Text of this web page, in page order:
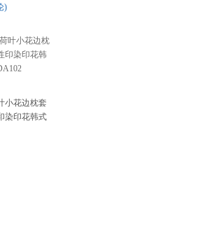
)
小花边枕套
染印花韩式